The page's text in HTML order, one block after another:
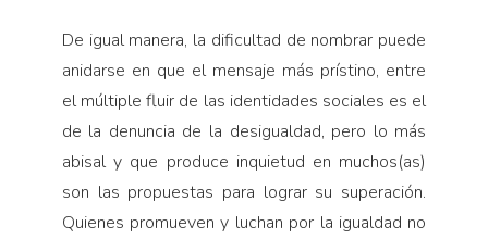
De igual manera, la dificultad de nombrar puede
anidarse en que el mensaje más prístino, entre
el múltiple fluir de las identidades sociales es el
de la denuncia de la desigualdad, pero lo más
abisal y que produce inquietud en muchos(as)
son las propuestas para lograr su superación.
Quienes promueven y luchan por la igualdad no